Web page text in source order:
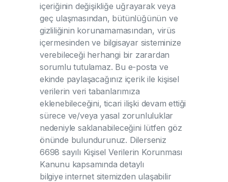
içeriğinin değişikliğe uğrayarak veya
geç ulaşmasından, bütünlüğünün ve
gizliliğinin korunamamasından, virüs
içermesinden ve bilgisayar sisteminize
verebileceği herhangi bir zarardan
sorumlu tutulamaz. Bu e-posta ve
ekinde paylaşacağınız içerik ile kişisel
verilerin veri tabanlarımıza
eklenebileceğini, ticari ilişki devam ettiği
sürece ve/veya yasal zorunluluklar
nedeniyle saklanabileceğini lütfen göz
önünde bulundurunuz. Dilerseniz
6698 sayılı Kişisel Verilerin Korunması
Kanunu kapsamında detaylı
bilgiye internet sitemizden ulaşabilir